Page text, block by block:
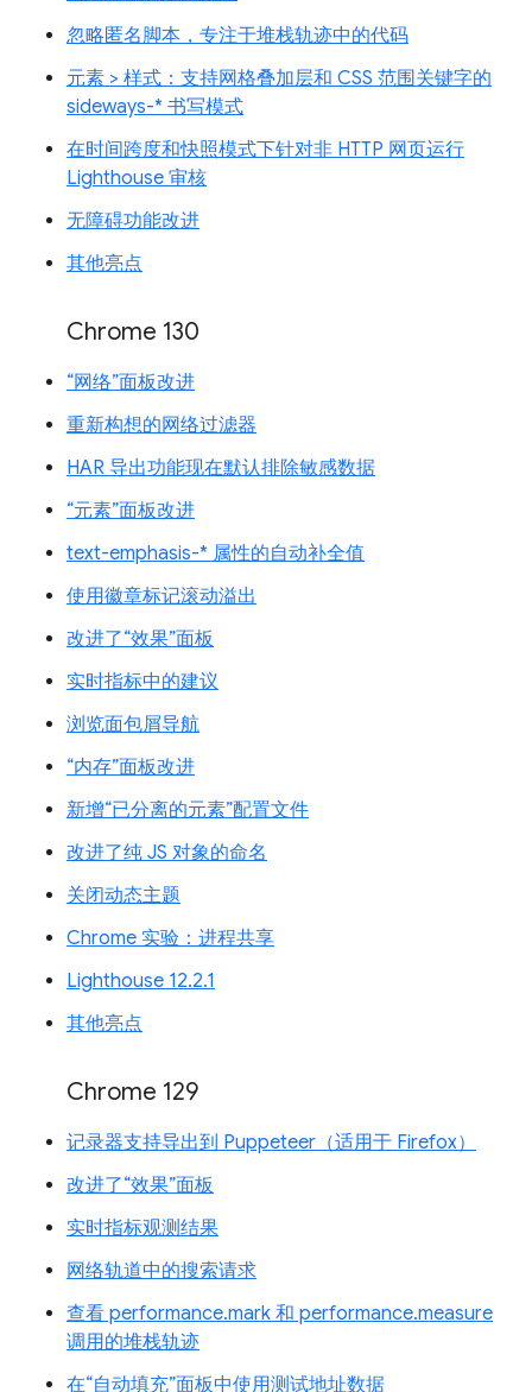
忽略匿名脚本，专注于堆栈轨迹中的代码
元素 > 样式：支持网格叠加层和 CSS 范围关键字的
sideways-* 书写模式
在时间跨度和快照模式下针对非 HTTP 网页运行
Lighthouse 审核
无障碍功能改进
其他亮点
Chrome 130
“网络”面板改进
重新构想的网络过滤器
HAR 导出功能现在默认排除敏感数据
“元素”面板改进
text-emphasis-* 属性的自动补全值
使用徽章标记滚动溢出
改进了“效果”面板
实时指标中的建议
浏览面包屑导航
“内存”面板改进
新增“已分离的元素”配置文件
改进了纯 JS 对象的命名
关闭动态主题
Chrome 实验：进程共享
Lighthouse 12.2.1
其他亮点
Chrome 129
记录器支持导出到 Puppeteer（适用于 Firefox）
改进了“效果”面板
实时指标观测结果
网络轨道中的搜索请求
查看 performance.mark 和 performance.measure
调用的堆栈轨迹
在“自动填充”面板中使用测试地址数据